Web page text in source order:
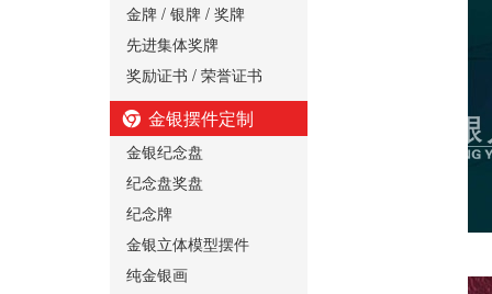
金牌 / 银牌 / 奖牌
先进集体奖牌
奖励证书 / 荣誉证书
金银摆件定制
金银纪念盘
纪念盘奖盘
纪念牌
金银立体模型摆件
纯金银画